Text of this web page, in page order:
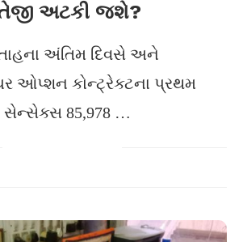
અટકી જશે?
અંતિમ દિવસે અને
ઓપ્શન કોન્ટ્રેક્ટના પ્રથમ
સેન્સેક્સ 85,978 …